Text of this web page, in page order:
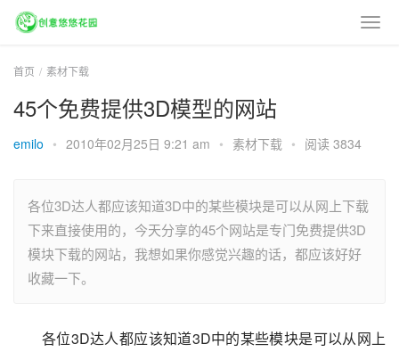
首页 素材下载
45个免费提供3D模型的网站
emilo • 2010年02月25日 9:21 am • 素材下载 • 阅读 3834
各位3D达人都应该知道3D中的某些模块是可以从网上下载
下来直接使用的，今天分享的45个网站是专门免费提供3D
模块下载的网站，我想如果你感觉兴趣的话，都应该好好
收藏一下。
各位3D达人都应该知道3D中的某些模块是可以从网上